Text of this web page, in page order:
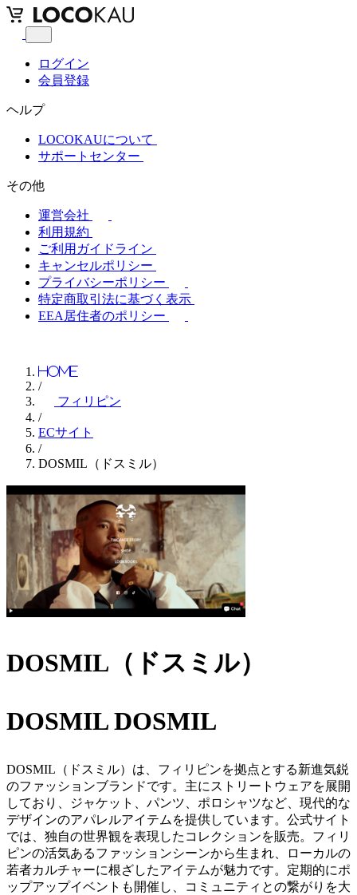
ログイン
会員登録
ヘルプ
LOCOKAUについて
サポートセンター
その他
運営会社
利用規約
ご利用ガイドライン
キャンセルポリシー
プライバシーポリシー
特定商取引法に基づく表示
EEA居住者のポリシー
Home
/
フィリピン
/
ECサイト
/
DOSMIL（ドスミル）
DOSMIL（ドスミル）
DOSMILDOSMIL
DOSMIL（ドスミル）は、フィリピンを拠点とする新進気鋭
のファッションブランドです。主にストリートウェアを展開
しており、ジャケット、パンツ、ポロシャツなど、現代的な
デザインのアパレルアイテムを提供しています。公式サイト
では、独自の世界観を表現したコレクションを販売。フィリ
ピンの活気あるファッションシーンから生まれ、ローカルの
若者カルチャーに根ざしたアイテムが魅力です。定期的にポ
ップアップイベントも開催し、コミュニティとの繋がりを大